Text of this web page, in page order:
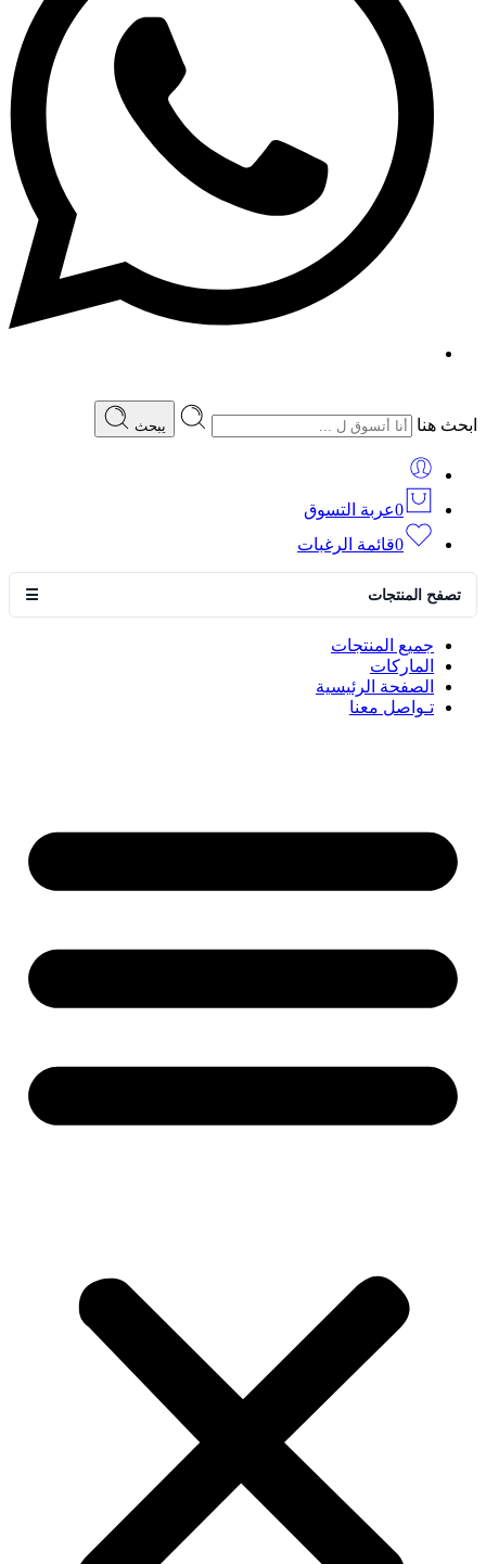
ابحث هنا يبحث
0عربة التسوق
0قائمة الرغبات
تصفح المنتجات ☰
جميع المنتجات
الماركات
الصفحة الرئيسية
تـواصل معنا